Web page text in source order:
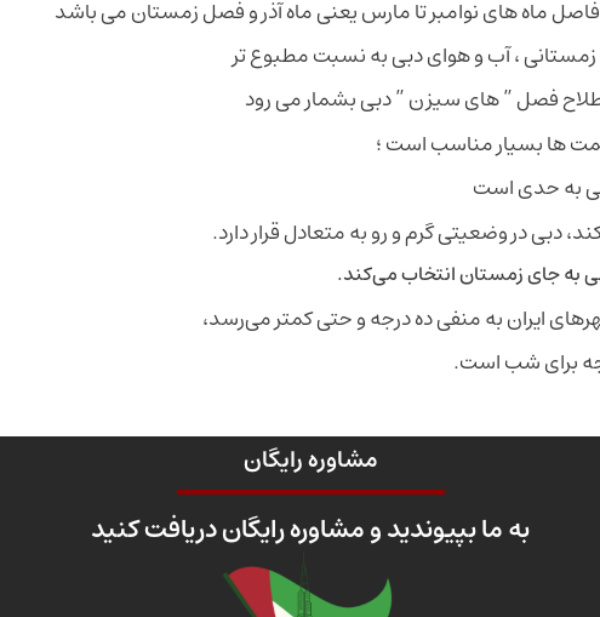
ماه‌ های نوامبر تا مارس یعنی ماه آذر و فصل زمستان می باشد
زمستانی ، آب و هوای دبی به نسبت مطبوع ‌تر
فصل ” های سیزن ” دبی بشمار می رود
ها بسیار مناسب است ؛
به حدی است
دبی در وضعیتی گرم و رو به متعادل قرار دارد.
به جای زمستان انتخاب می‌کند.
ایران به منفی ده درجه و حتی کمتر می‌رسد،
مشاوره رایگان
به ما بپیوندید و مشاوره رایگان دریافت کنید